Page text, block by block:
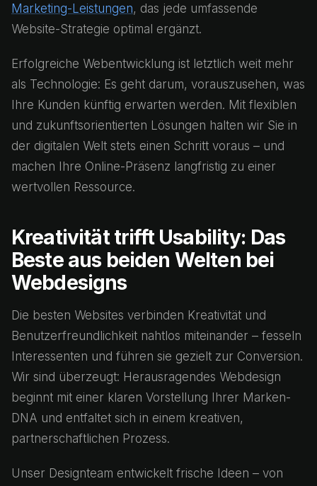
Marketing-Leistungen, das jede umfassende
Website-Strategie optimal ergänzt.
Erfolgreiche Webentwicklung ist letztlich weit mehr
als Technologie: Es geht darum, vorauszusehen, was
Ihre Kunden künftig erwarten werden. Mit flexiblen
und zukunftsorientierten Lösungen halten wir Sie in
der digitalen Welt stets einen Schritt voraus – und
machen Ihre Online-Präsenz langfristig zu einer
wertvollen Ressource.
Kreativität trifft Usability: Das
Beste aus beiden Welten bei
Webdesigns
Die besten Websites verbinden Kreativität und
Benutzerfreundlichkeit nahtlos miteinander – fesseln
Interessenten und führen sie gezielt zur Conversion.
Wir sind überzeugt: Herausragendes Webdesign
beginnt mit einer klaren Vorstellung Ihrer Marken-
DNA und entfaltet sich in einem kreativen,
partnerschaftlichen Prozess.
Unser Designteam entwickelt frische Ideen – von